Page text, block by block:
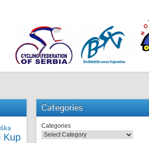
Kup
Categories
Categories